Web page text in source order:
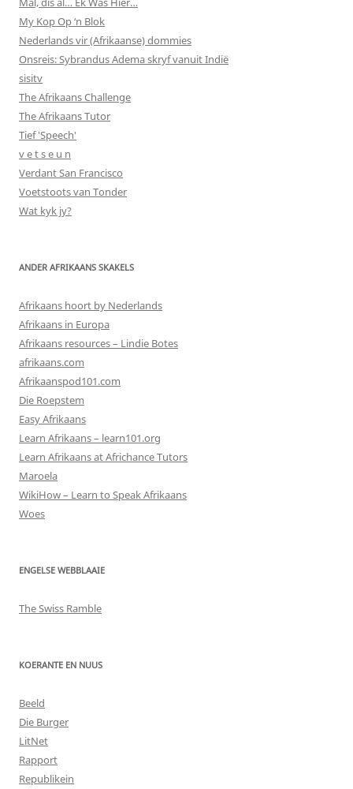
My Kop Op ‘n Blok
Nederlands vir (Afrikaanse) dommies
Onsreis: Sybrandus Adema skryf vanuit Indië
sisitv
The Afrikaans Challenge
The Afrikaans Tutor
Tief 'Speech'
v e t s e u n
Verdant San Francisco
Voetstoots van Tonder
Wat kyk jy?
ANDER AFRIKAANS SKAKELS
Afrikaans hoort by Nederlands
Afrikaans in Europa
Afrikaans resources – Lindie Botes
afrikaans.com
Afrikaanspod101.com
Die Roepstem
Easy Afrikaans
Learn Afrikaans – learn101.org
Learn Afrikaans at Africhance Tutors
Maroela
WikiHow – Learn to Speak Afrikaans
Woes
ENGELSE WEBBLAAIE
The Swiss Ramble
KOERANTE EN NUUS
Beeld
Die Burger
LitNet
Rapport
Republikein